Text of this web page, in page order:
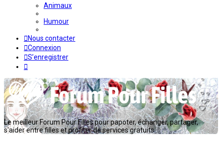
Animaux
Humour
Nous contacter
Connexion
S’enregistrer
Le meilleur Forum Pour Filles pour papoter, échanger, partager,
s'aider entre filles et profiter de services gratuits...